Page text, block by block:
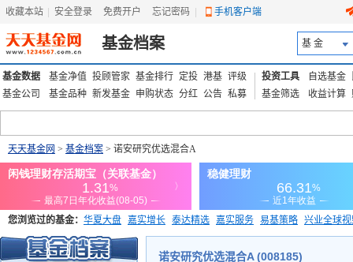
收藏本站 安全登录 免费开户 忘记密码 手机客户端
基金档案 基 金
基金数据 基金净值 投顾管家 基金排行 定投 港基 评级
基金公司
基金品种 新发基金 申购状态 分红 公告 私募
投资工具 自选基金
基金筛选
收益计算
天天基金网 > 基金档案 > 诺安研究优选混合A
您浏览过的基金： 华夏大盘 嘉实增长 泰达精选 嘉实服务 易基策略 兴业全球
添富优势 华安宏利 上证180价值ETF
诺安研究优选混合A (008185)